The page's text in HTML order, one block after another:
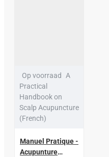
Op voorraad
A
Practical
Handbook on
Scalp Acupuncture
(French)
Manuel Pratique -
Acupunture